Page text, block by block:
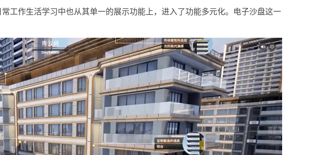
工作生活学习中也从其单一的展示功能上，进入了功能多元化。电子沙盘这一